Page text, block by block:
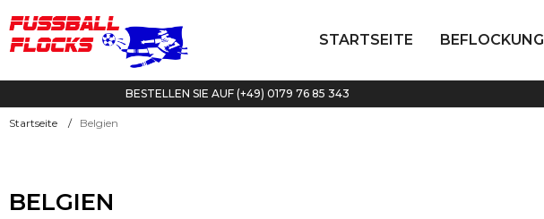
STARTSEITE BEFLOCKUNG
BESTELLEN SIE AUF (+49) 0179 76 85 343
Startseite Belgien
BELGIEN